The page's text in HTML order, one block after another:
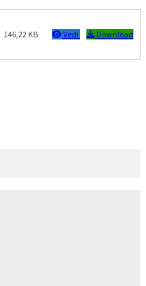
146,22 KB Vedi Download